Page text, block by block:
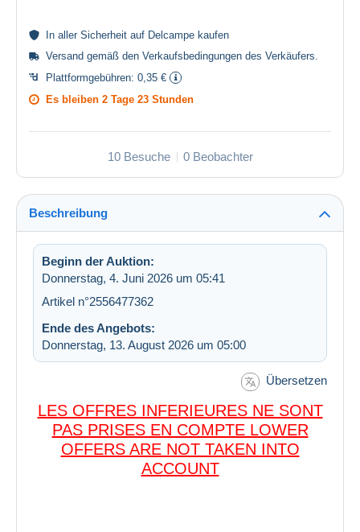
In aller Sicherheit auf Delcampe kaufen
Versand gemäß den Verkaufsbedingungen des Verkäufers.
Plattformgebühren: 0,35 €
Es bleiben 2 Tage 23 Stunden
10 Besuche 0 Beobachter
Beschreibung
Beginn der Auktion:
Donnerstag, 4. Juni 2026 um 05:41
Artikel n°2556477362
Ende des Angebots:
Donnerstag, 13. August 2026 um 05:00
Übersetzen
LES OFFRES INFERIEURES NE SONT
PAS PRISES EN COMPTE LOWER
OFFERS ARE NOT TAKEN INTO
ACCOUNT